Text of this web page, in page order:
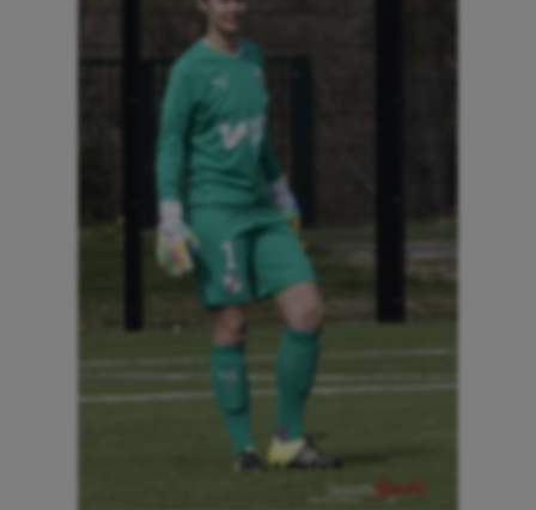
Athlétisme
Balle à la main
Ballon au poing
Baseball
Boules lyonnaises